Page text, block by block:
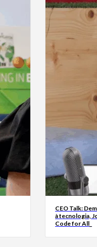
CEO Talk:
à tecnologia,
Code for All_